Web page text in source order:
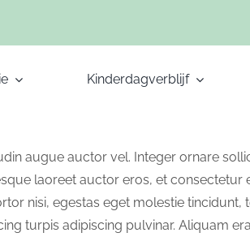
Kinderdagverblijf
augue auctor vel. Integer ornare
laoreet auctor eros, et
nisi, egestas eget molestie
turpis adipiscing pulvinar. Aliquam